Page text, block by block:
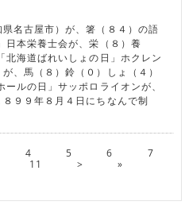
県名古屋市）が、箸（８４）の語
日本栄養士会が、栄（８）養
北海道ばれいしょの日」ホクレン
、馬（８）鈴（０）しょ（４）
ルの日」サッポロライオンが、
９９年８月４日にちなんで制
4 5 6
7
11 > »